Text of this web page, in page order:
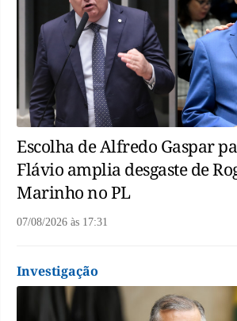
Escolha de Alfredo Gaspar
Flávio amplia desgaste de
Marinho no PL
07/08/2026 às 17:31
Investigação